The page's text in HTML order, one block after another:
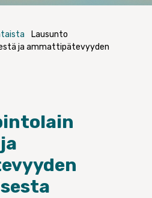
Lausunto
ja ammattipätevyyden